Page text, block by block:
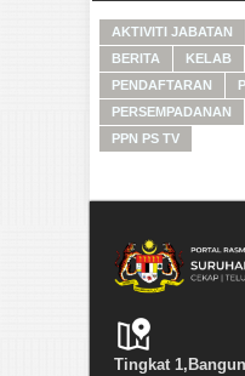
AKTIVITI JABATAN
BERITA
KELAB
PENDAFTARAN
PERSEMPADANAN
PPN PS TV
Tingkat